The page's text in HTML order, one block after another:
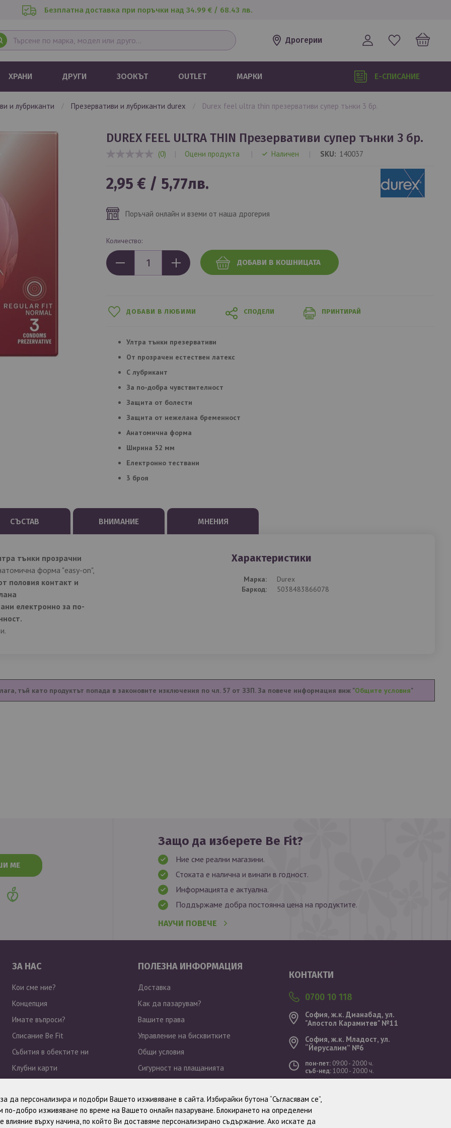
Безплатна доставка при поръчки над 34.99 € / 68.43 лв.
Дрогерии
ХРАНИ ДРУГИ ЗООКЪТ OUTLET МАРКИ Е-СПИСАНИЕ
и лубриканти презервативи и лубриканти durex durex feel ultra thin презервативи супер тънки 3 бр.
DUREX FEEL ULTRA THIN Презервативи супер тънки 3 бр.
(0) | Оцени продукта Наличен SKU 140037
2,95 € / 5,77лв.
Поръчай онлайн и вземи от наша дрогерия
Количество:
ДОБАВИ В КОШНИЦАТА
ДОБАВИ В ЛЮБИМИ СПОДЕЛИ ПРИНТИРАЙ
Ултра тънки презервативи
От прозрачен естествен латекс
С лубрикант
За по-добра чувствителност
Защита от болести
Защита от нежелана бременност
Анатомична форма
Ширина 52 мм
Електронно тествани
3 броя
тънки прозрачни
форма "easy-on",
половия контакт и
електронно за по-
Характеристики
Mарка:
Durex
Баркод:
5038483866078
СЪСТАВ ВНИМАНИЕ МНЕНИЯ
тъй като продуктът попада в законовите изключения по чл. 57 от ЗЗП. За повече информация виж "Общите условия"
МЕ
Защо да изберете Be Fit?
Ние сме реални магазини.
Стоката е налична и винаги в годност.
Информацията е актуална.
Поддържаме добра постоянна цена на продуктите.
НАУЧИ ПОВЕЧЕ
ЗА НАС
Кои сме ние?
Концепция
Имате въпроси?
Списание Be Fit
Събития в обектите ни
Клубни карти
ПОЛЕЗНА ИНФОРМАЦИЯ
Доставка
Как да пазарувам?
Вашите права
Управление на бисквитките
Общи условия
Сигурност на плащанията
Новини
КОНТАКТИ
0700 10 118
София, ж.к. Дианабад, ул.
"Aпостол Карамитев" №11
София, ж.к. Младост, ул.
“Йерусалим” №6
пон-пет: 09:00 - 20:00 ч.
съб-нед:10:00 - 20:00 ч.
да персонализира и подобри Вашето изживяване в сайта. Избирайки бутона “Съгласявам се”,
добро изживяване по време на Вашето онлайн пазаруване. Блокирането на определени
влияние върху начина, по който Ви доставяме персонализирано съдържание. Ако искате да